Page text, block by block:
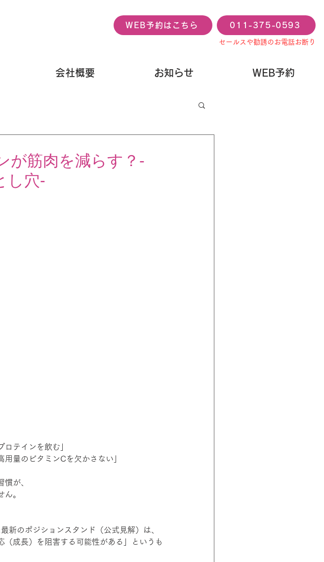
WEB予約はこちら 011-375-0593
セールスや勧誘のお電話お断り
会社概要 お知らせ WEB予約
が筋肉を減らす？‐
し穴-
ロテインを飲む」
用量のビタミンCを欠かさない」
が、
。
新のポジションスタンド（公式見解）は、
（成長）を阻害する可能性がある」というも